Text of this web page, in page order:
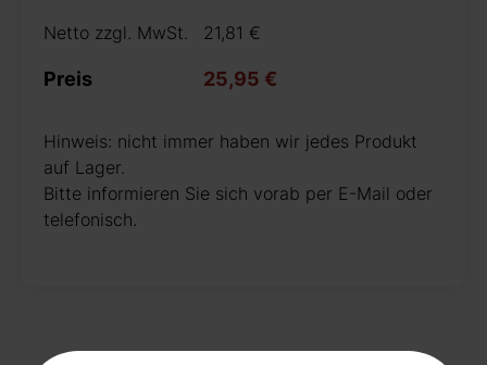
Netto zzgl. MwSt. 21,81 €
Preis 25,95 €
Hinweis: nicht immer haben wir jedes Produkt
auf Lager.
Bitte informieren Sie sich vorab per E-Mail oder
telefonisch.